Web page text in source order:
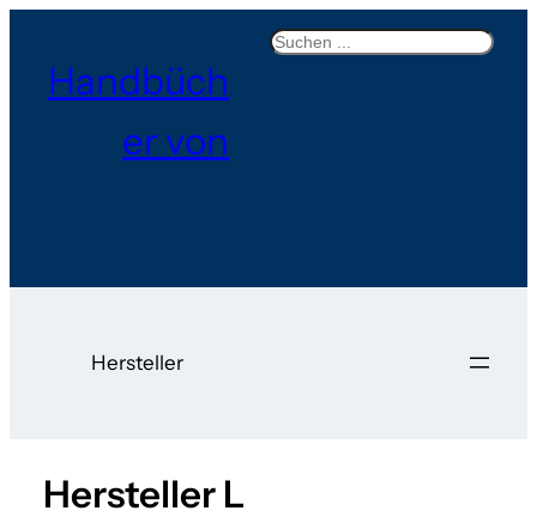
Search
Handbüch
er von
Hersteller
Hersteller L